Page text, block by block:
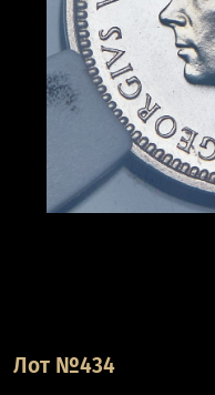
Лот №434